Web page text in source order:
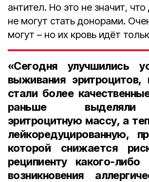
антител. Но это не значит,
не могут стать донорами.
могут – но их кровь идёт
«Сегодня улучшились
выживания эритроцитов,
стали более
раньше
эритроцитную массу, а
лейкоредуци­рованную,
которой снижается
реципи­енту
воз­никновения